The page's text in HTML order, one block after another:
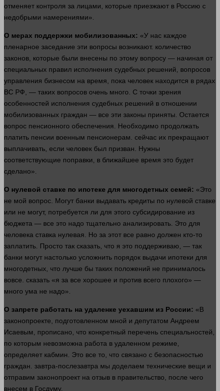
отменяет контроля за лицами, которые приезжают в Россию с
недобрыми намерениями».
О мерах поддержки мобилизованных: «У нас каждое
пленарное заседание эти вопросы возникают. количество
законов, которые были внесены по этому вопросу — начиная от
специальных правил исполнения судебных решений, вопросов
управления бизнесом на время , пока человек находится в рядах
ВС РФ, — таких вопросов очень много . С точки зрения
особенностей исполнения судебных решений в отношении
мобилизованных граждан — все эти законы приняты. Остается
вопрос пенсионного обеспечения. Необходимо продолжать
платить пенсии военным пенсионерам. сейчас их прекращают
выплачивать, если человек был призван. Нужны
соответствующие поправки, в ближайшее время это будет
сделано».
О нулевой ставке по ипотеке для многодетных семей: «Это
не мой вопрос . Могут банки выдавать кредиты по нулевой ставке
или не могут, потребуется ли для этого субсидирование из
бюджета — все это надо тщательно анализировать. Это для
человека ставка нулевая. Но за этот все равно должен кто-то
заплатить. Просто так сказать , что я это поддерживаю, — так
банки могут настолько усложнить порядок выдачи ипотеки для
многодетных, что лучше бы таких положений не принималось
вовсе. сказать «я за все хорошее и против всего плохого» —
много ума не надо».
О запрете работать на удаленке уехавшим из России: «В
законопроекте, подготовленном мной и депутатом Андреем
Исаевым, прописано, что конкретный перечень специальностей,
по которым невозможна работа в удаленном режиме,
определяет кабмин. Это все то, что связано с безопасностью
граждан. завтра-послезавтра мы доделаем технические вещи и
отправим законопроект на отзыв в правительство, после чего
внесем в Госдуму.